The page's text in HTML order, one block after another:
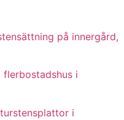
på innergård,
flerbostadshus i
i